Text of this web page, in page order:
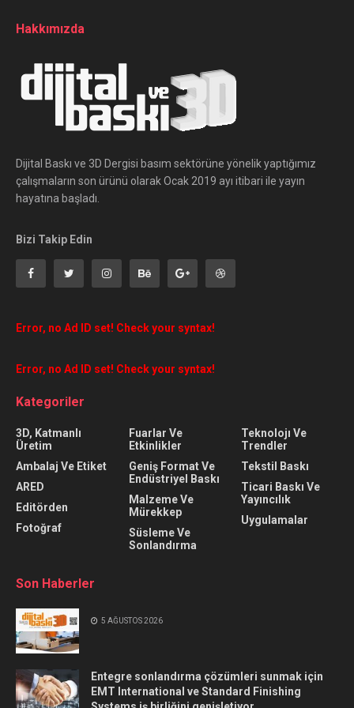
Hakkımızda
Dijital Baskı ve 3D Dergisi basım sektörüne yönelik yaptığımız
çalışmaların son ürünü olarak Ocak 2019 ayı itibari ile yayın
hayatına başladı.
Bizi Takip Edin
Error, no Ad ID set! Check your syntax!
Error, no Ad ID set! Check your syntax!
Kategoriler
3D, Katmanlı
Üretim
Ambalaj Ve Etiket
ARED
Editörden
Fotoğraf
Fuarlar Ve
Etkinlikler
Geniş Format Ve
Endüstriyel Baskı
Malzeme Ve
Mürekkep
Süsleme Ve
Sonlandırma
Teknolojı Ve
Trendler
Tekstil Baskı
Ticari Baskı Ve
Yayıncılık
Uygulamalar
Son Haberler
5 AĞUSTOS 2026
Entegre sonlandırma çözümleri sunmak için
EMT International ve Standard Finishing